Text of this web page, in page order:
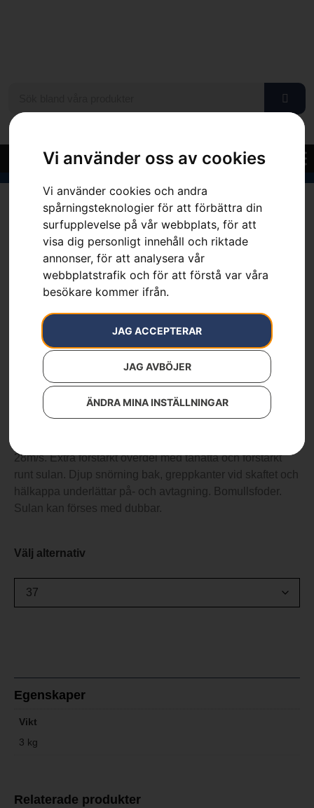
Vi använder oss av cookies
Vi använder cookies och andra
spårningsteknologier för att förbättra din
surfupplevelse på vår webbplats, för att
visa dig personligt innehåll och riktade
annonser, för att analysera vår
webbplatstrafik och för att förstå var våra
besökare kommer ifrån.
JAG ACCEPTERAR
JAG AVBÖJER
ÄNDRA MINA INSTÄLLNINGAR
» Sortiment»Sågskyddsstövlar, Functional 28
Sågskyddsstövlar,
Functional 28
Artikelnummer:
Kategorier:
Skor & Stövlar
Varumärken
1 890 kr
28m/s. Extra förstärkt överdel med tåhätta och förstärkt
runt sulan. Djup snörning bak, greppkanter vid skaftet och
hälkappa underlättar på- och avtagning. Bomullsfoder.
Sulan kan förses med dubbar.
Välj alternativ
Egenskaper
Vikt
3 kg
Relaterade produkter